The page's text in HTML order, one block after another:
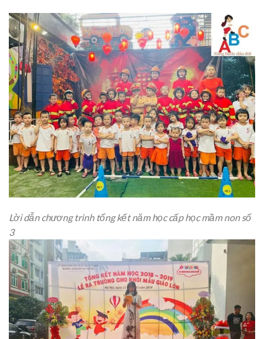
Lời dẫn chương trình tổng kết năm học cấp học mầm non số
3